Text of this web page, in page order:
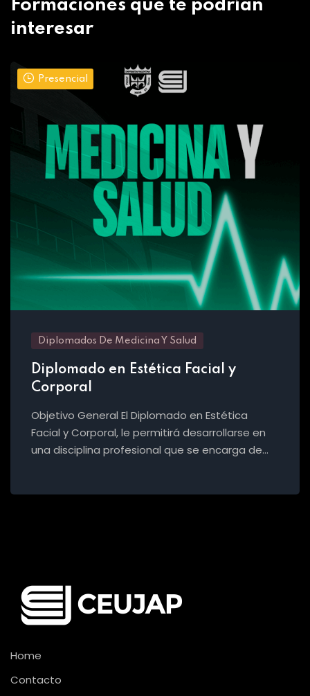
Formaciones que te podrían
interesar
Presencial
Diplomados De Medicina Y Salud
Diplomado en Estética Facial y
Corporal
Objetivo General El Diplomado en Estética
Facial y Corporal, le permitirá desarrollarse en
una disciplina profesional que se encarga de…
Home
Contacto